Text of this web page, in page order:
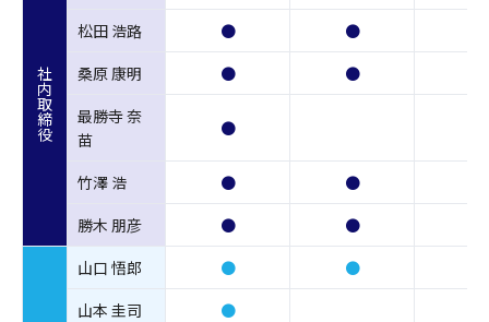
社内取締役
松田 浩路
● ●
桑原 康明
●
●
最勝寺 奈
苗
●
竹澤 浩 ●
●
勝木 朋彦
● ●
山口 悟郎 ● ●
山本 圭司
●